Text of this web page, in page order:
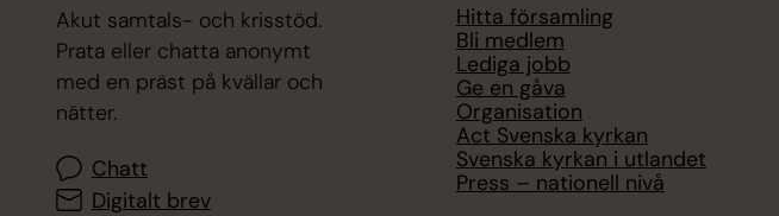
Akut samtals- och krisstöd.
Prata eller chatta anonymt
med en präst på kvällar och
nätter.
Chatt
Digitalt brev
Hitta församling
Bli medlem
Lediga jobb
Ge en gåva
Organisation
Act Svenska kyrkan
Svenska kyrkan i utlandet
Press – nationell nivå